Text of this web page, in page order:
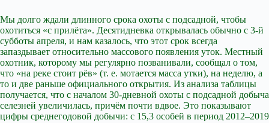
Мы долго ждали длинного срока охоты с подсадной, чтобы
охотиться «с прилёта». Десятидневка открывалась обычно с 3-й
субботы апреля, и нам казалось, что этот срок всегда
запаздывает относительно массового появления уток. Местный
охотник, которому мы регулярно позванивали, сообщал о том,
что «на реке стоит рёв» (т. е. мотается масса утки), на неделю, а
то и две раньше официального открытия. Из анализа таблицы
получается, что с началом 30-дневной охоты с подсадной добыча
селезней увеличилась, причём почти вдвое. Это показывают
цифры среднегодовой добычи: с 15,3 особей в период 2012–2019